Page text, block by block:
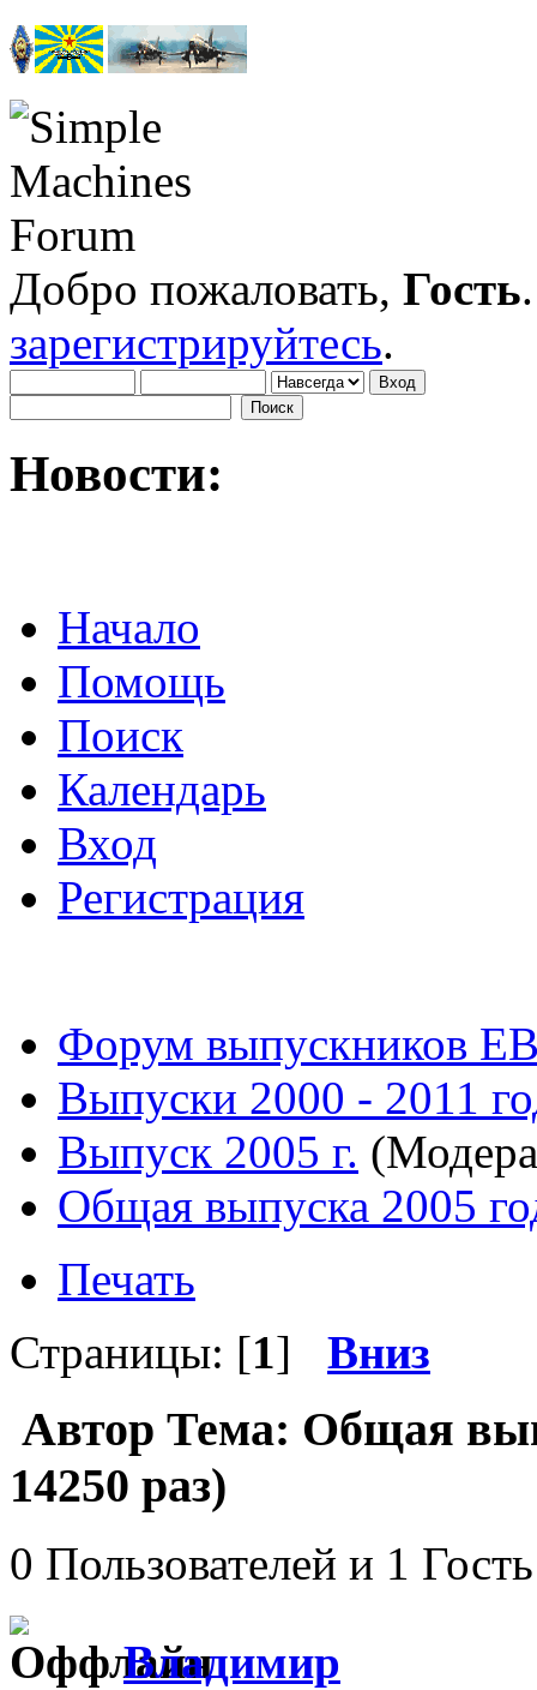
Добро пожаловать, Гость
зарегистрируйтесь.
Новости:
Начало
Помощь
Поиск
Календарь
Вход
Регистрация
Форум выпускников
Выпуски 2000 - 2011
Выпуск 2005 г.
Общая выпуска 2005
Печать
Страницы: [1] Вниз
Автор Тема: Общая
14250 раз)
0 Пользователей и 1
Влaдимир